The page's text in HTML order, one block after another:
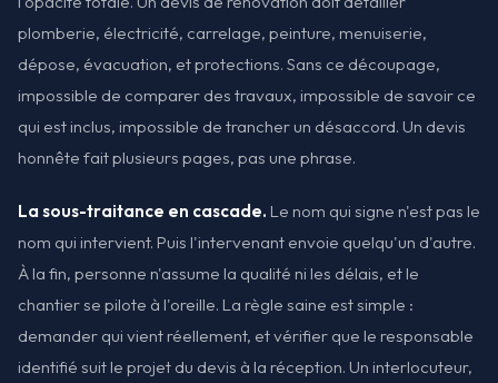
plomberie, électricité, carrelage, peinture, menuiserie,
dépose, évacuation, et protections. Sans ce découpage,
impossible de comparer des travaux, impossible de savoir ce
qui est inclus, impossible de trancher un désaccord. Un devis
honnête fait plusieurs pages, pas une phrase.
La sous-traitance en cascade. Le nom qui signe n'est pas le
nom qui intervient. Puis l'intervenant envoie quelqu'un d'autre.
À la fin, personne n'assume la qualité ni les délais, et le
chantier se pilote à l'oreille. La règle saine est simple :
demander qui vient réellement, et vérifier que le responsable
identifié suit le projet du devis à la réception. Un interlocuteur,